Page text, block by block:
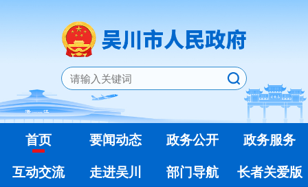
首页 要闻动态 政务公开
政务服务
互动交流
走进吴川 部门导航
长者关爱版